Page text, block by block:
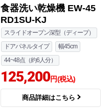
食器洗い乾燥機 EW-45
RD1SU-KJ
スライドオープン深型（ディープ）
ドアパネルタイプ
幅45cm
44~48点（約6人分）
125,200円(税込)
商品詳細はこちら